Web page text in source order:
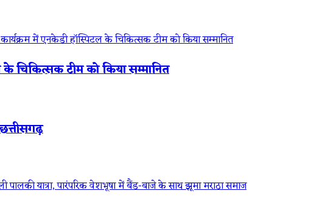
के चिकित्सक टीम को किया सम्मानित